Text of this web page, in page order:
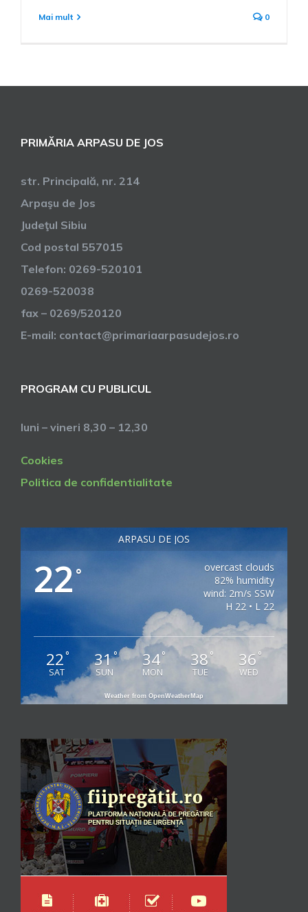
Mai mult 0
PRIMĂRIA ARPASU DE JOS
str. Principală, nr. 214
Arpaşu de Jos
Judeţul Sibiu
Cod postal 557015
Telefon: 0269-520101
0269-520038
fax – 0269/520120
E-mail: contact@primariaarpasudejos.ro
PROGRAM CU PUBLICUL
luni – vineri 8,30 – 12,30
Cookies
Politica de confidentialitate
ARPASU DE JOS
22 °
overcast clouds
82% humidity
wind: 2m/s SSW
H 22 • L 22
22°
SAT
31°
SUN
34°
MON
38 °
TUE
36 °
WED
Weather from OpenWeatherMap